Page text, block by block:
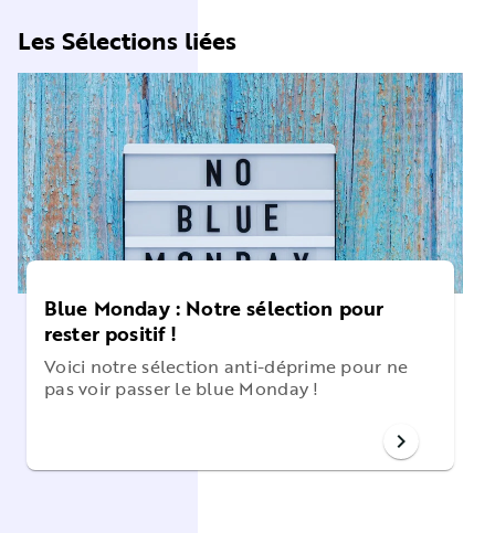
Les Sélections liées
Blue Monday : Notre sélection pour
rester positif !
Voici notre sélection anti-déprime pour ne
pas voir passer le blue Monday !
chevron_right